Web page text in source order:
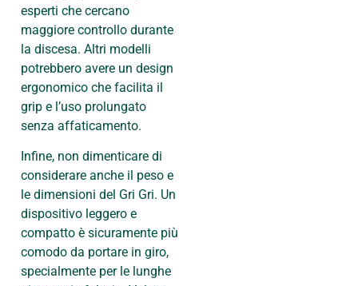
esperti che cercano
maggiore controllo durante
la discesa. Altri modelli
potrebbero avere un design
ergonomico che facilita il
grip e l’uso prolungato
senza affaticamento.
Infine, non dimenticare di
considerare anche il peso e
le dimensioni del Gri Gri. Un
dispositivo leggero e
compatto è sicuramente più
comodo da portare in giro,
specialmente per le lunghe